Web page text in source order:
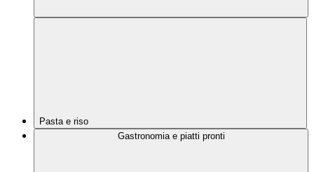
Pasta e riso
Gastronomia e piatti pronti